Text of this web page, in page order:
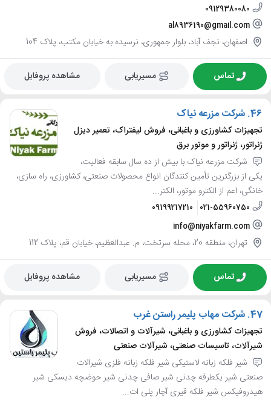
09129380080
al8936190@gmail.com
اصفهان، نجف آباد، بلوار جمهوری، نرسیده به خیابان مکتب، پلاک 104
تماس مسیریابی مشاهده پروفایل
46. شرکت مزرعه نیاک
تجهیزات کشاورزی و باغبانی، فروش لیفتراک، تعمیر دیزل
ژنراتور، ژنراتور و موتور برق
شرکت مزرعه نیاک با بیش از ده سال سابقه فعالیت،
یکی از بزرگترین تأمین کنندگان انواع محصولات صنعتی، کشاورزی، راه سازی،
خانگی، اعم از الکترو موتور، الکتر...
021-55960750
09199217210
info@niyakfarm.com
تهران، منطقه 20، محله سرتخت، م. عبدالعظیم، خیابان قم، پلاک 112
تماس مسیریابی مشاهده پروفایل
47. شرکت مهاب پلیمر راستن غرب
تجهیزات کشاورزی و باغبانی، شیرآلات و اتصالات، فروش
شیرآلات، تاسیسات صنعتی، شیرآلات صنعتی
شیر فلکه زبانه لاستیکی شیر فلکه زبانه فلزی شیرالات
صنعتی شیر یکطرفه چدنی شیر صافی چدنی شیر حوضچه دیسکی شیر
هیدروفیکس شیر فلکه قیری آچار پلی ات...